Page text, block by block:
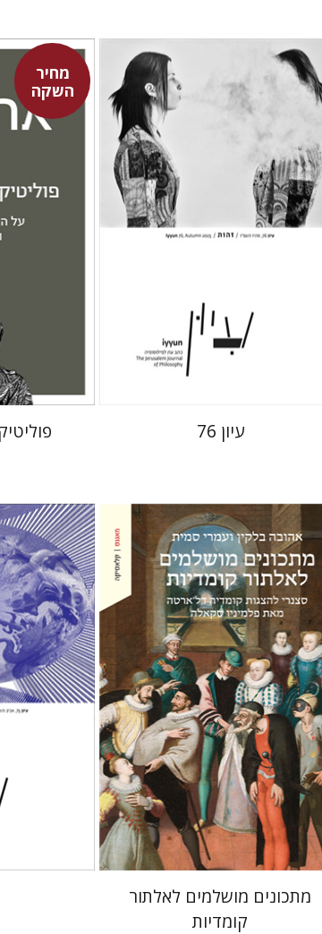
חגי כנען
הנחת אתר ספר מודפס
$35
$32
עיון 76
מחיר
השקהאריסטו
עמית ברץ
אהובה בלקין עמרי סמית
הנחת אתר ספר מודפס
$42
$38
מתכונים מושלמים לאלתור
קומדיות
חגי כנען